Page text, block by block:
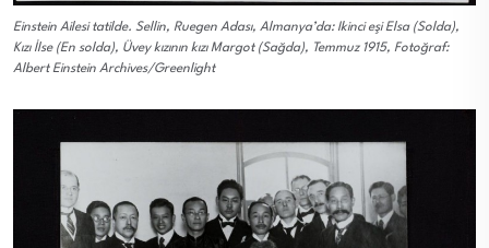
Einstein Ailesi tatilde. Sellin, Ruegen Adası, Almanya’da: Ikinci eşi Elsa (Solda),
Kızı İlse (En solda), Üvey kızının kızı Margot (Sağda), Temmuz 1915, Fotoğraf:
Albert Einstein Archives/Greenlight